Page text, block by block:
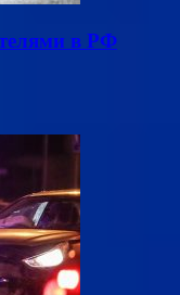
в РФ